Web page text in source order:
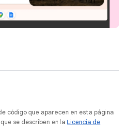
código que aparecen en esta página
se describen en la Licencia de